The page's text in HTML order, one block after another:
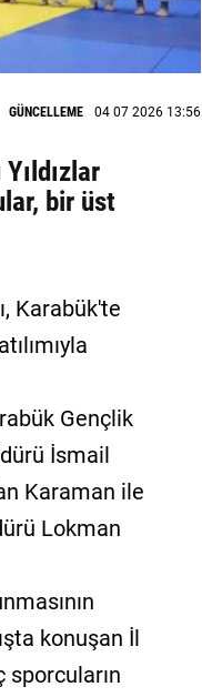
GÜNCELLEME 04 07 2026 13:56
bir üst
Karabük'te
Gençlik
İsmail
Karaman ile
Lokman
konuşan İl
sporcuların